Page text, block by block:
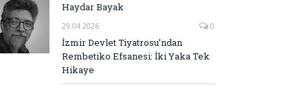
Haydar Bayak
29.04.2026 0
İzmir Devlet Tiyatrosu’ndan
Rembetiko Efsanesi: İki Yaka Tek
Hikaye